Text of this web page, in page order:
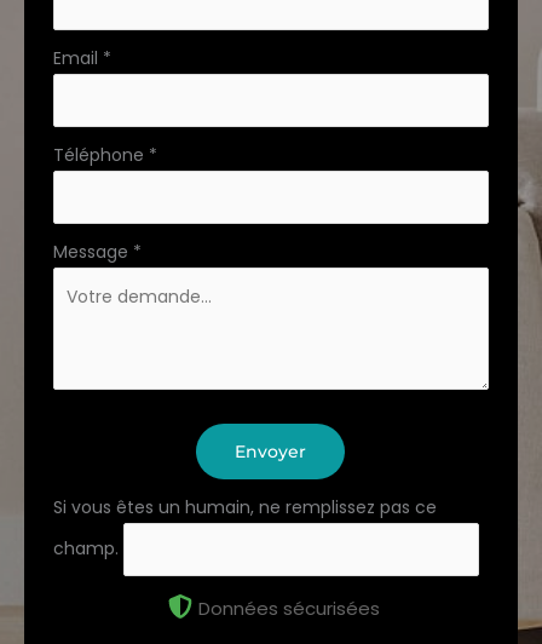
Email *
Téléphone *
Message *
Envoyer
Si vous êtes un humain, ne remplissez pas ce
champ.
Données sécurisées